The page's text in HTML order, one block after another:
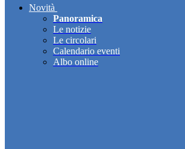
Novità
Panoramica
Le notizie
Le circolari
Calendario eventi
Albo online